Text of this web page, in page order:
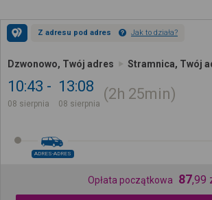
Z adresu pod adres Jak to działa?
Dzwonowo, Twój adres Stramnica, Twój
10:43
08 sierpnia
13:08
08 sierpnia
2h 25min
ADRES-ADRES
Opłata początkowa 87,99